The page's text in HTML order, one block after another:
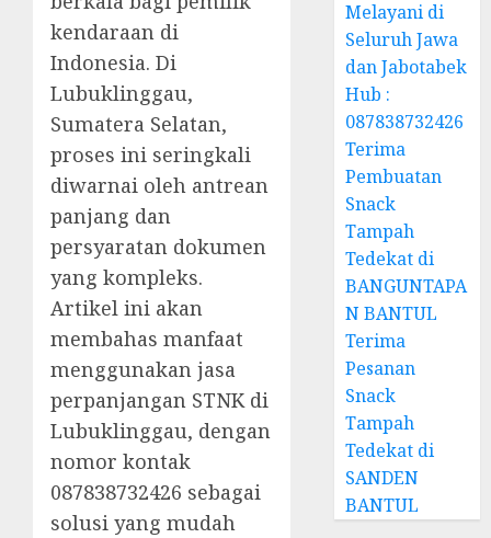
kendaraan di
Indonesia. Di
Lubuklinggau,
Sumatera Selatan,
proses ini seringkali
diwarnai oleh antrean
panjang dan
persyaratan dokumen
yang kompleks.
Artikel ini akan
membahas manfaat
menggunakan jasa
perpanjangan STNK di
Lubuklinggau, dengan
nomor kontak
087838732426 sebagai
solusi yang mudah
Melayani di
Seluruh Jawa
dan Jabotabek
Hub :
087838732426
Terima
Pembuatan
Snack
Tampah
Tedekat di
BANGUNTAPA
N BANTUL
Terima
Pesanan
Snack
Tampah
Tedekat di
SANDEN
BANTUL